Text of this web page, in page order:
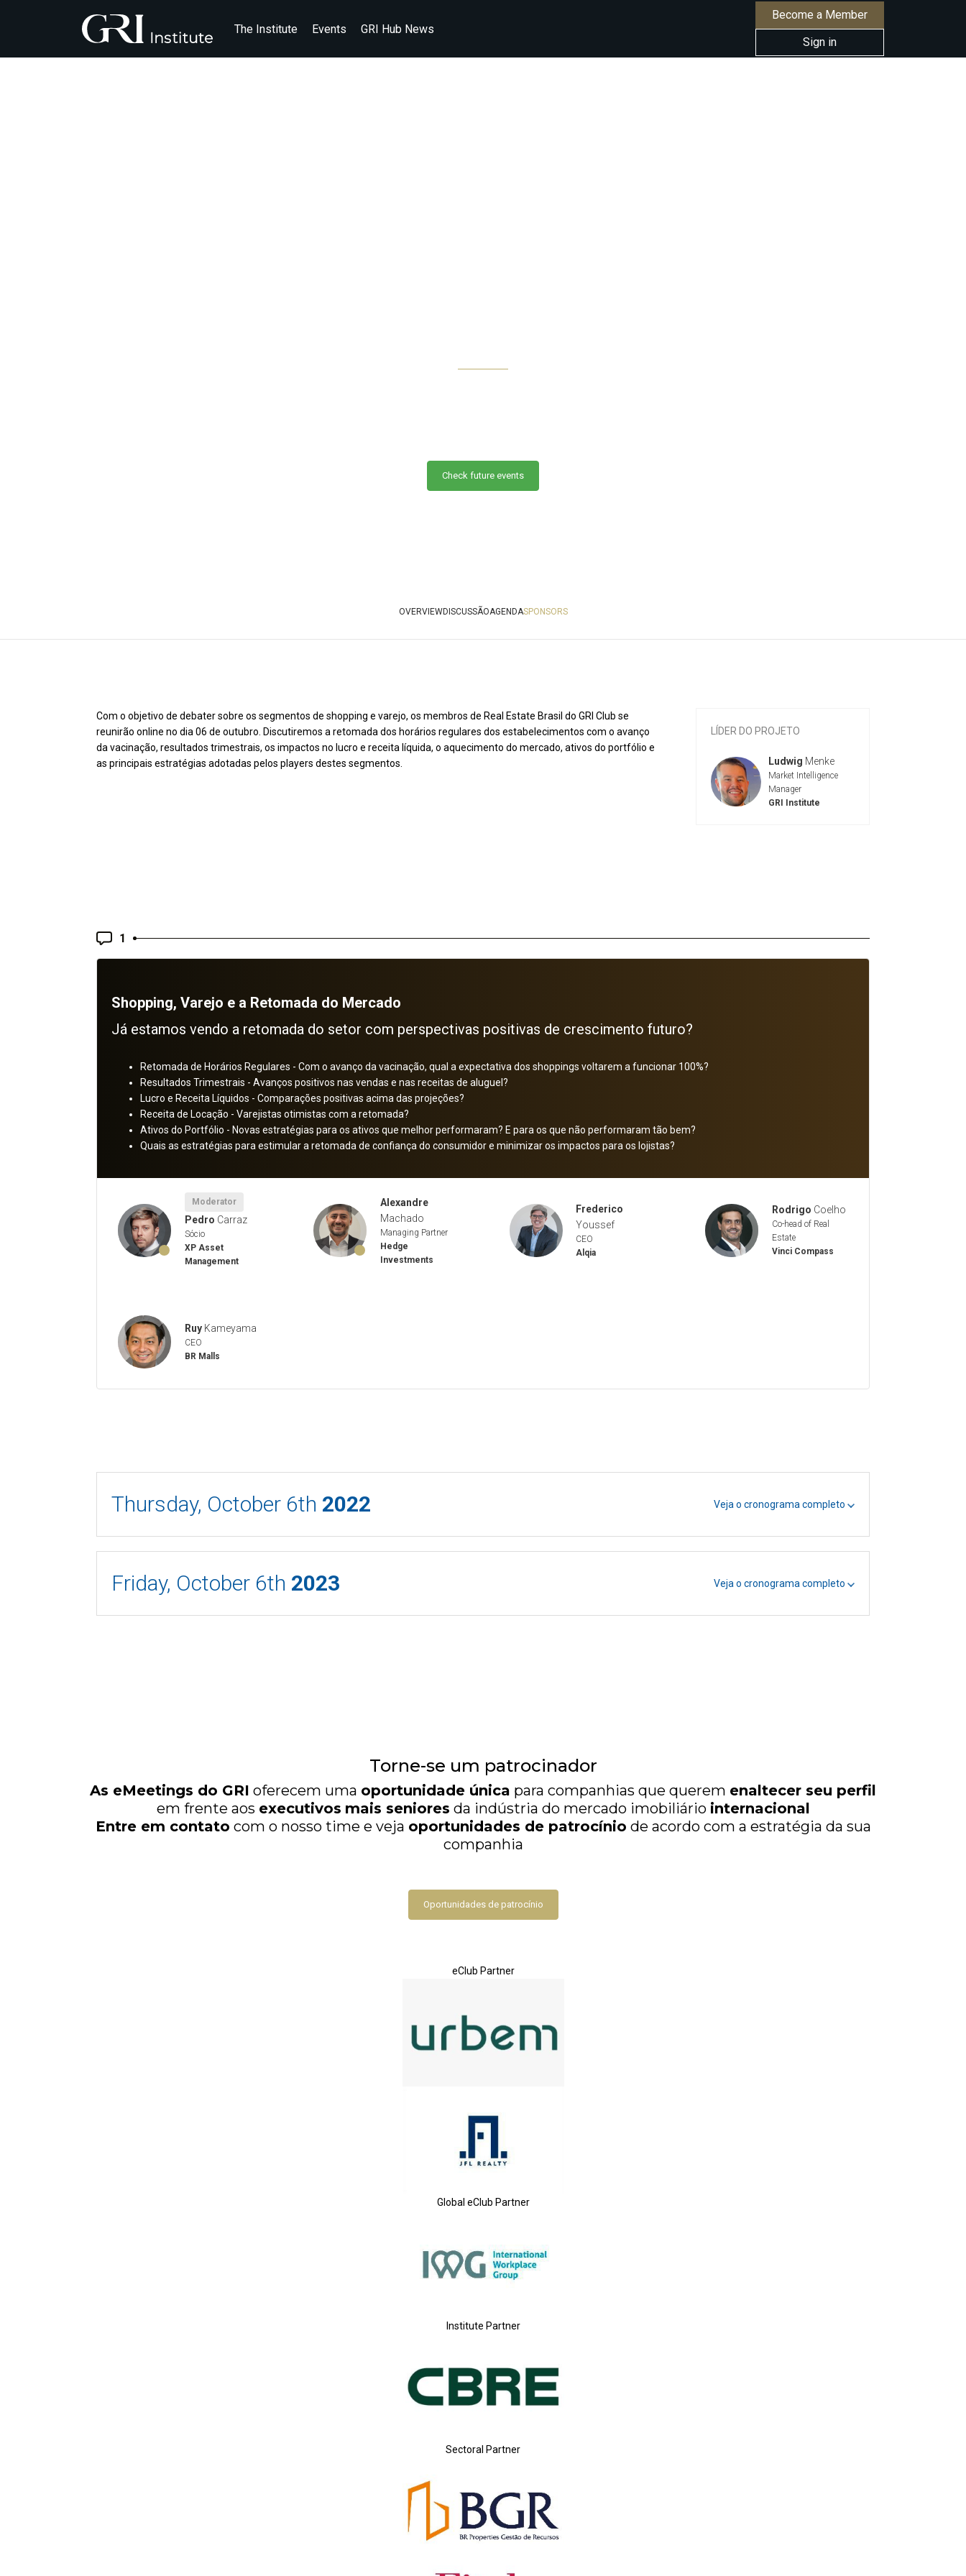
The Institute Events GRI Hub News
Become a Member
Sign in
Check future events
OVERVIEWDISCUSSÃOAGENDASPONSORS
LÍDER DO PROJETO
Ludwig Menke
Market Intelligence
Manager
GRI Institute
Com o objetivo de debater sobre os segmentos de shopping e varejo, os membros de Real Estate Brasil do GRI Club se
reunirão online no dia 06 de outubro. Discutiremos a retomada dos horários regulares dos estabelecimentos com o avanço
da vacinação, resultados trimestrais, os impactos no lucro e receita líquida, o aquecimento do mercado, ativos do portfólio e
as principais estratégias adotadas pelos players destes segmentos.
1
Shopping, Varejo e a Retomada do Mercado
Já estamos vendo a retomada do setor com perspectivas positivas de crescimento futuro?
Retomada de Horários Regulares - Com o avanço da vacinação, qual a expectativa dos shoppings voltarem a funcionar 100%?
Resultados Trimestrais - Avanços positivos nas vendas e nas receitas de aluguel?
Lucro e Receita Líquidos - Comparações positivas acima das projeções?
Receita de Locação - Varejistas otimistas com a retomada?
Ativos do Portfólio - Novas estratégias para os ativos que melhor performaram? E para os que não performaram tão bem?
Quais as estratégias para estimular a retomada de confiança do consumidor e minimizar os impactos para os lojistas?
Moderator
Pedro Carraz
Sócio
XP Asset
Management
Alexandre
Machado
Managing Partner
Hedge
Investments
Frederico
Youssef
CEO
Alqia
Rodrigo Coelho
Co-head of Real
Estate
Vinci Compass
RuyKameyama
CEO
BR Malls
Thursday, October 6th 2022 Veja o cronograma completo
Friday, October 6th 2023 Veja o cronograma completo
Torne-se um patrocinador
As eMeetings do GRI oferecem uma oportunidade única para companhias que querem enaltecer seu perfil
em frente aos executivos mais seniores da indústria do mercado imobiliário internacional
Entre em contato com o nosso time e veja oportunidades de patrocínio de acordo com a estratégia da sua
companhia
Oportunidades de patrocínio
eClub Partner
Global eClub Partner
Institute Partner
Sectoral Partner